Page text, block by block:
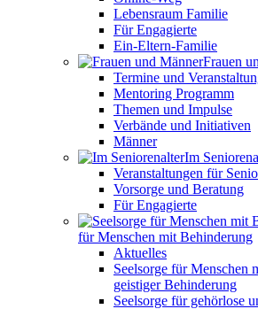
Lebensraum Familie
Für Engagierte
Ein-Eltern-Familie
Frauen
Termine und
Mentoring Programm
Themen und Impulse
Verbände und Initiativen
Männer
Im
Veranstaltungen für
Vorsorge und Beratung
Für Engagierte
für Menschen mit Behinderung
Aktuelles
Seelsorge für Menschen
geistiger Behinderung
Seelsorge für gehörlose